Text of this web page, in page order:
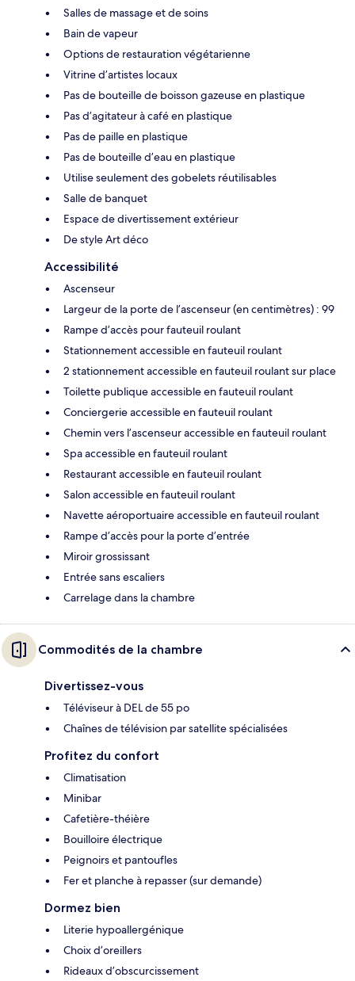
Salles de massage et de soins
Bain de vapeur
Options de restauration végétarienne
Vitrine d’artistes locaux
Pas de bouteille de boisson gazeuse en plastique
Pas d’agitateur à café en plastique
Pas de paille en plastique
Pas de bouteille d’eau en plastique
Utilise seulement des gobelets réutilisables
Salle de banquet
Espace de divertissement extérieur
De style Art déco
Accessibilité
Ascenseur
Largeur de la porte de l’ascenseur (en centimètres) : 99
Rampe d’accès pour fauteuil roulant
Stationnement accessible en fauteuil roulant
2 stationnement accessible en fauteuil roulant sur place
Toilette publique accessible en fauteuil roulant
Conciergerie accessible en fauteuil roulant
Chemin vers l’ascenseur accessible en fauteuil roulant
Spa accessible en fauteuil roulant
Restaurant accessible en fauteuil roulant
Salon accessible en fauteuil roulant
Navette aéroportuaire accessible en fauteuil roulant
Rampe d’accès pour la porte d’entrée
Miroir grossissant
Entrée sans escaliers
Carrelage dans la chambre
Commodités de la chambre
Divertissez-vous
Téléviseur à DEL de 55 po
Chaînes de télévision par satellite spécialisées
Profitez du confort
Climatisation
Minibar
Cafetière-théière
Bouilloire électrique
Peignoirs et pantoufles
Fer et planche à repasser (sur demande)
Dormez bien
Literie hypoallergénique
Choix d’oreillers
Rideaux d’obscurcissement